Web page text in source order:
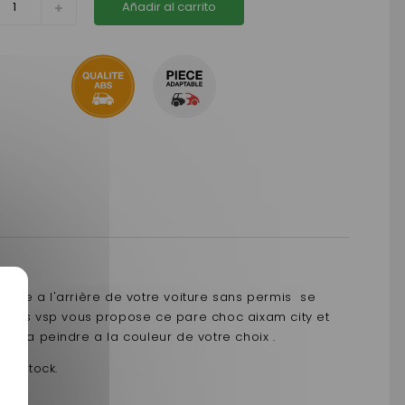
Añadir al carrito
a l'arrière de votre voiture sans permis se
vsp vous propose ce pare choc aixam city et
a peindre a la couleur de votre choix .
stock.